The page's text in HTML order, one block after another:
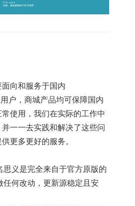
向和服务于国内
户，商城产品均可保障国内
使用，我们在实际的工作中
一一去实践和解决了这些问
更多更好的服务。
思义是完全来自于官方原版的
任何改动，更新源稳定且安